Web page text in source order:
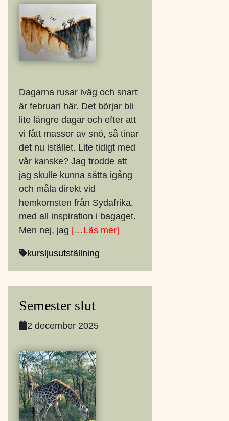
Dagarna rusar iväg och snart
är februari här. Det börjar bli
lite längre dagar och efter att
vi fått massor av snö, så tinar
det nu istället. Lite tidigt med
vår kanske? Jag trodde att
jag skulle kunna sätta igång
och måla direkt vid
hemkomsten från Sydafrika,
med all inspiration i bagaget.
Men nej, jag […Läs mer]
kursljusutställning
Semester slut
2 december 2025